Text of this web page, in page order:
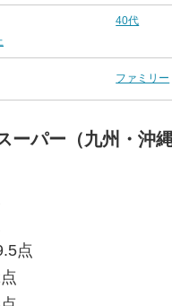
40代
ファミリー
ーパー（九州・沖
点